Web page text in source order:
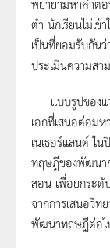
ต่ำ นักเรียนไม่เ
เป็นที่ยอมรับกันว่
ประเมินความสา
แบบรูปของแ
เอกที่เสนอต่อม
เนเธอร์แลนด์ ใ
ทฤษฎีของพัฒนา
สอน เพื่อยกระดั
จากการเสนอวิท
พัฒนาทฤษฎีต่อ